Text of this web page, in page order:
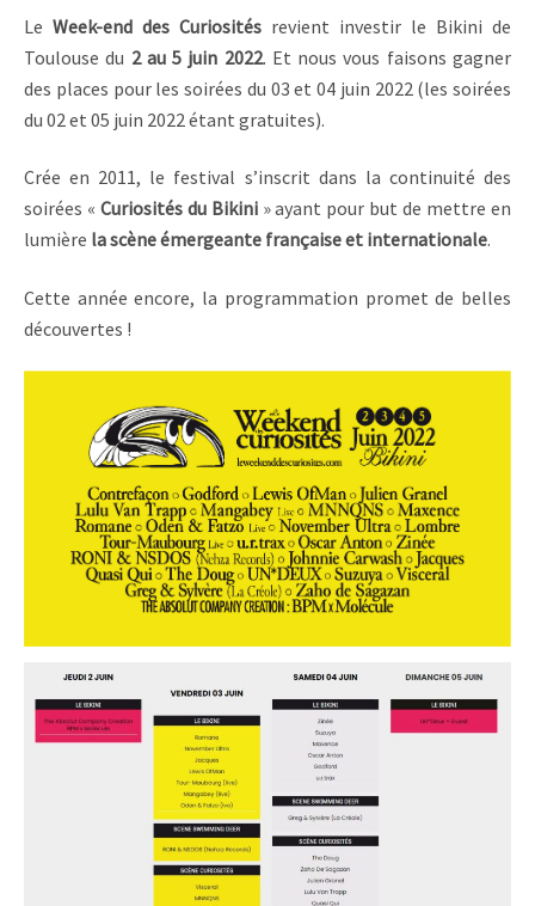
Le Week-end des Curiosités revient investir le Bikini de
Toulouse du 2 au 5 juin 2022. Et nous vous faisons gagner
des places pour les soirées du 03 et 04 juin 2022 (les soirées
du 02 et 05 juin 2022 étant gratuites).
Crée en 2011, le festival s’inscrit dans la continuité des
soirées « Curiosités du Bikini» ayant pour but de mettre en
lumière la scène émergeante française et internationale.
Cette année encore, la programmation promet de belles
découvertes !